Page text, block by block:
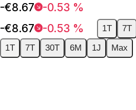
-€8.67
-0.53 %
-€8.67
-0.53 % 1T 7T
1T
7T 30T 6M 1J Max